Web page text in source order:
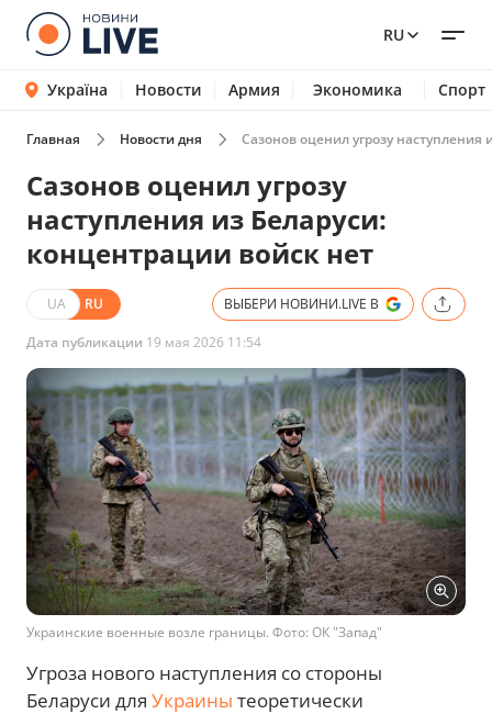
RU
Україна Новости Армия Экономика Спорт
Главная Новости дня Сазонов оценил угрозу
Сазонов оценил угрозу
наступления из Беларуси:
концентрации войск нет
UA RU ВЫБЕРИ НОВИНИ.LIVE В
Дата публикации 19 мая 2026 11:54
Украинские военные возле границы. Фото: ОК "Запад"
Угроза нового наступления со стороны
Беларуси для Украины теоретически